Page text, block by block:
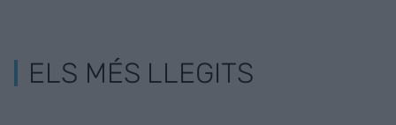
ELS MÉS LLEGITS